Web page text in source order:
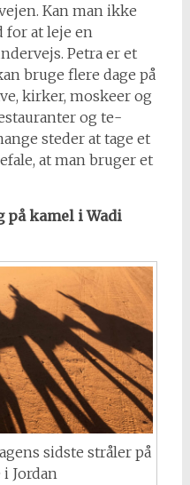
Kan man ikke
for at leje en
Petra er et
bruge flere dage på
kirker, moskeer og
og te-
steder at tage et
at man bruger et
på kamel i Wadi
sidste stråler på
Jordan